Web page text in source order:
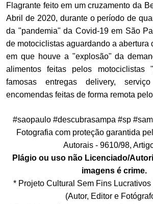
Flagrante feito em um cruzamento da
Abril de 2020, durante o período de
da "pandemia" da Covid-19 em São
de motociclistas aguardando a abertura
em que houve a "explosão" da
alimentos feitas pelos motociclistas
famosas entregas delivery,
encomendas feitas de forma remota
#saopaulo #descubrasampa #sp
Fotografia com proteção garantida
Autorais - 9610/98,
Plágio ou uso não Licenciado/
imagens é crime.
* Projeto Cultural Sem Fins
(Autor, Editor e